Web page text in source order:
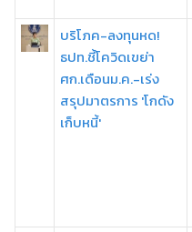
บริโภค-ลงทุนหด!
ธปท.ชี้โควิดเขย่า
ศก.เดือนม.ค.-เร่ง
สรุปมาตรการ 'โกดัง
เก็บหนี้'